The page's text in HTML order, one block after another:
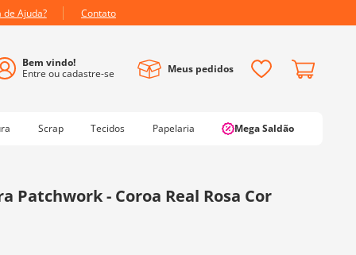
de Ajuda? Contato
Meus pedidos
Scrap Tecidos Papelaria Mega Saldão
Patchwork - Coroa Real Rosa Cor